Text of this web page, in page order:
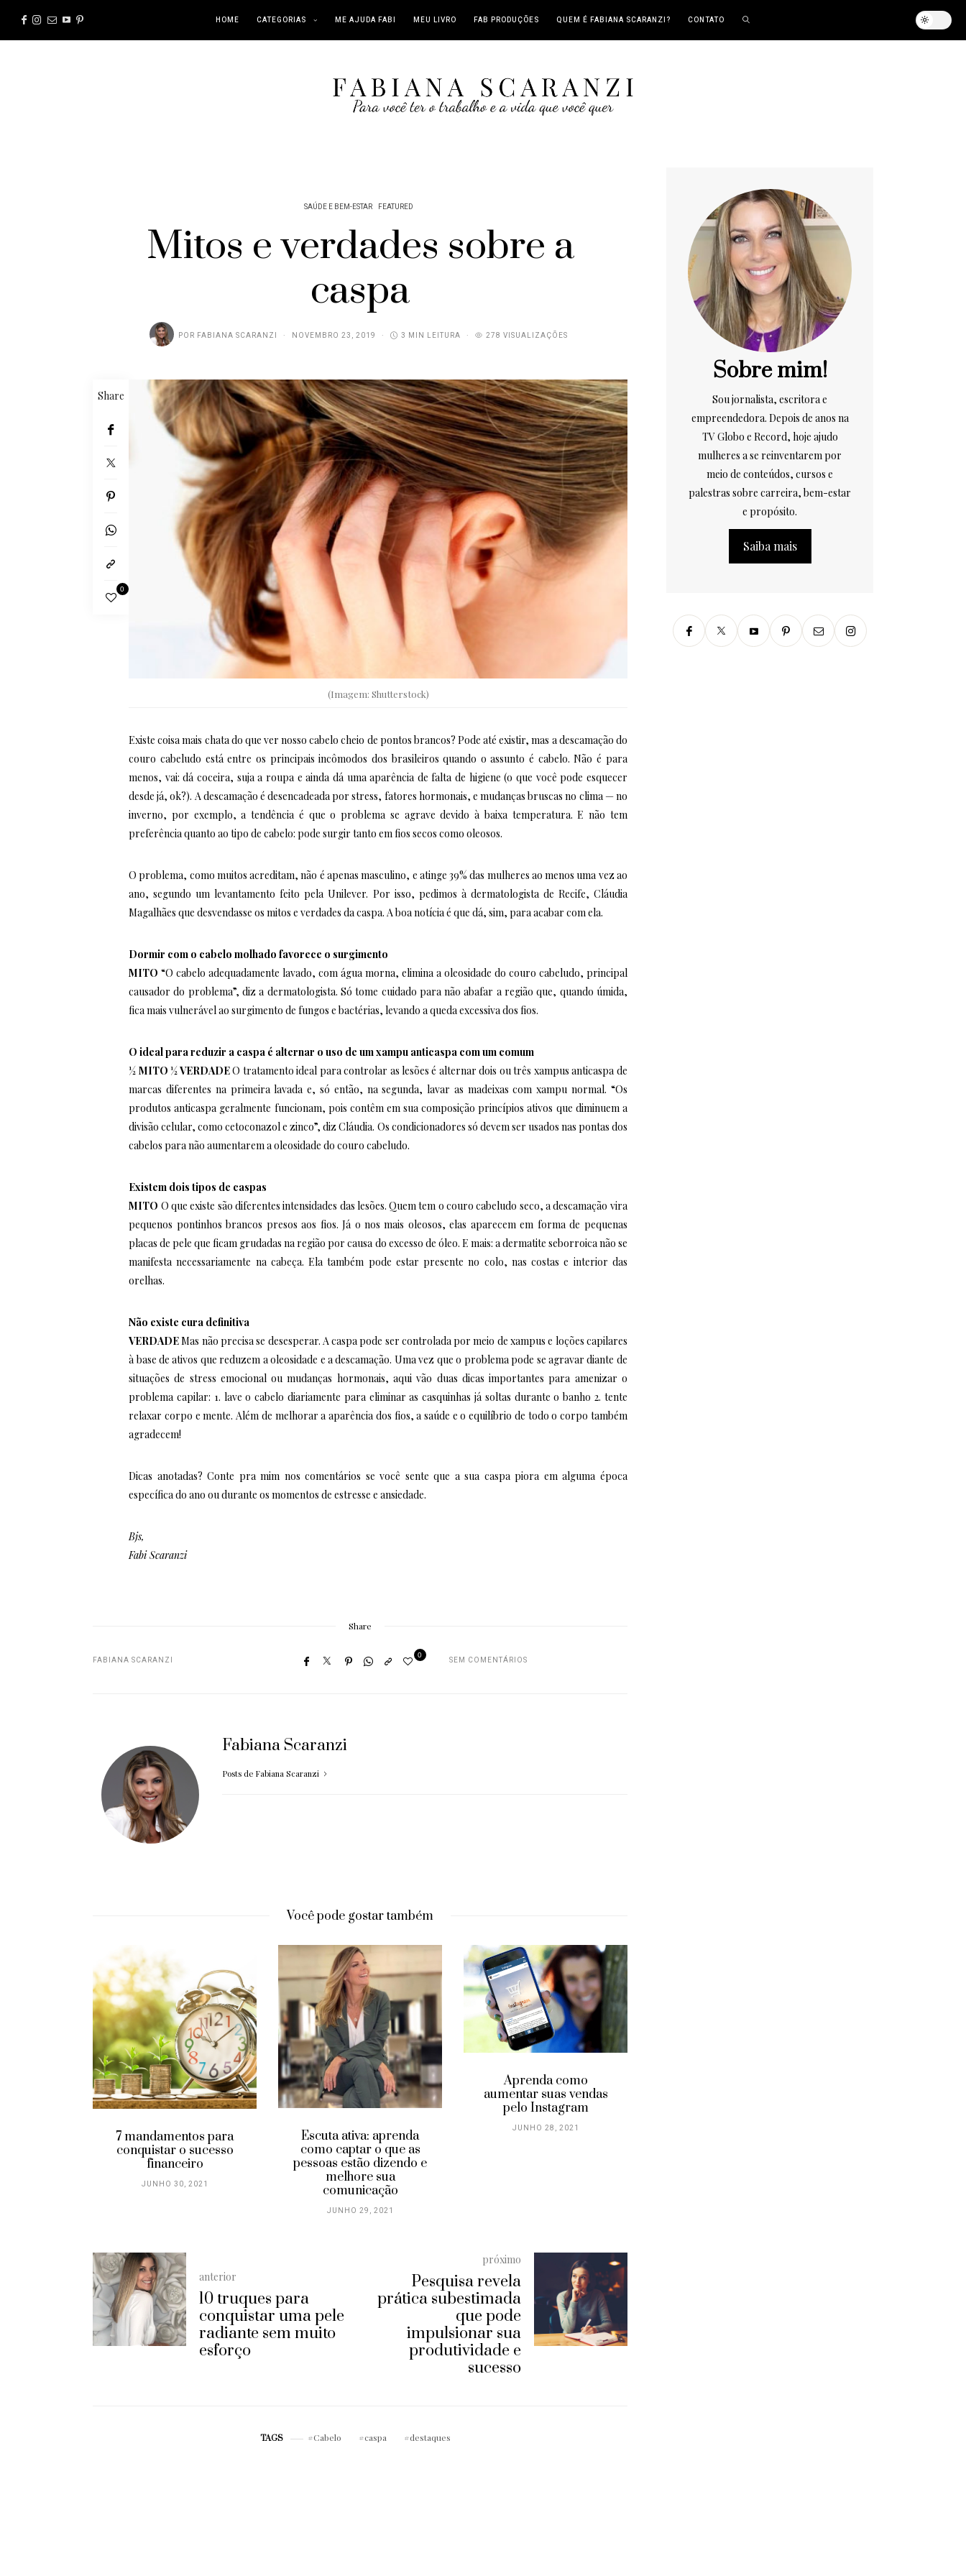
HOME CATEGORIAS ME AJUDA FABI MEU LIVRO FAB PRODUÇÕES QUEM É FABIANA SCARANZI? CONTATO
SAÚDE E BEM-ESTAR FEATURED
Mitos e verdades sobre a
caspa
POR FABIANA SCARANZI NOVEMBRO 23, 2019 3 MIN LEITURA 278 VISUALIZAÇÕES
Share
0
(Imagem: Shutterstock)
Existe coisa mais chata do que ver nosso cabelo cheio de pontos brancos? Pode até existir, mas a descamação do
couro cabeludo está entre os principais incômodos dos brasileiros quando o assunto é cabelo. Não é para
menos, vai: dá coceira, suja a roupa e ainda dá uma aparência de falta de higiene (o que você pode esquecer
desde já, ok?). A descamação é desencadeada por stress, fatores hormonais, e mudanças bruscas no clima — no
inverno, por exemplo, a tendência é que o problema se agrave devido à baixa temperatura. E não tem
preferência quanto ao tipo de cabelo: pode surgir tanto em fios secos como oleosos.
O problema, como muitos acreditam, não é apenas masculino, e atinge 39% das mulheres ao menos uma vez ao
ano, segundo um levantamento feito pela Unilever. Por isso, pedimos à dermatologista de Recife, Cláudia
Magalhães que desvendasse os mitos e verdades da caspa. A boa notícia é que dá, sim, para acabar com ela.
Dormir com o cabelo molhado favorece o surgimento
MITO “O cabelo adequadamente lavado, com água morna, elimina a oleosidade do couro cabeludo, principal
causador do problema”, diz a dermatologista. Só tome cuidado para não abafar a região que, quando úmida,
fica mais vulnerável ao surgimento de fungos e bactérias, levando a queda excessiva dos fios.
O ideal para reduzir a caspa é alternar o uso de um xampu anticaspa com um comum
½ MITO ½ VERDADEO tratamento ideal para controlar as lesões é alternar dois ou três xampus anticaspa de
marcas diferentes na primeira lavada e, só então, na segunda, lavar as madeixas com xampu normal. “Os
produtos anticaspa geralmente funcionam, pois contêm em sua composição princípios ativos que diminuem a
divisão celular, como cetoconazol e zinco”, diz Cláudia. Os condicionadores só devem ser usados nas pontas dos
cabelos para não aumentarem a oleosidade do couro cabeludo.
Existem dois tipos de caspas
MITO O que existe são diferentes intensidades das lesões. Quem tem o couro cabeludo seco, a descamação vira
pequenos pontinhos brancos presos aos fios. Já o nos mais oleosos, elas aparecem em forma de pequenas
placas de pele que ficam grudadas na região por causa do excesso de óleo. E mais: a dermatite seborroica não se
manifesta necessariamente na cabeça. Ela também pode estar presente no colo, nas costas e interior das
orelhas.
Não existe cura definitiva
VERDADEMas não precisa se desesperar. A caspa pode ser controlada por meio de xampus e loções capilares
à base de ativos que reduzem a oleosidade e a descamação. Uma vez que o problema pode se agravar diante de
situações de stress emocional ou mudanças hormonais, aqui vão duas dicas importantes para amenizar o
problema capilar: 1. lave o cabelo diariamente para eliminar as casquinhas já soltas durante o banho 2. tente
relaxar corpo e mente. Além de melhorar a aparência dos fios, a saúde e o equilíbrio de todo o corpo também
agradecem!
Dicas anotadas? Conte pra mim nos comentários se você sente que a sua caspa piora em alguma época
específica do ano ou durante os momentos de estresse e ansiedade.
Bjs,
Fabi Scaranzi
Share
FABIANA SCARANZI
0
SEM COMENTÁRIOS
Fabiana Scaranzi
Posts de Fabiana Scaranzi
Você pode gostar também
7 mandamentos para
conquistar o sucesso
financeiro
JUNHO 30, 2021
Escuta ativa: aprenda
como captar o que as
pessoas estão dizendo e
melhore sua
comunicação
JUNHO 29, 2021
Aprenda como
aumentar suas vendas
pelo Instagram
JUNHO 28, 2021
anterior
10 truques para
conquistar uma pele
radiante sem muito
esforço
próximo
Pesquisa revela
prática subestimada
que pode
impulsionar sua
produtividade e
sucesso
TAGS Cabelo caspa destaques
Sobre mim!
Sou jornalista, escritora e
empreendedora. Depois de anos na
TV Globo e Record, hoje ajudo
mulheres a se reinventarem por
meio de conteúdos, cursos e
palestras sobre carreira, bem-estar
e propósito.
Saiba mais